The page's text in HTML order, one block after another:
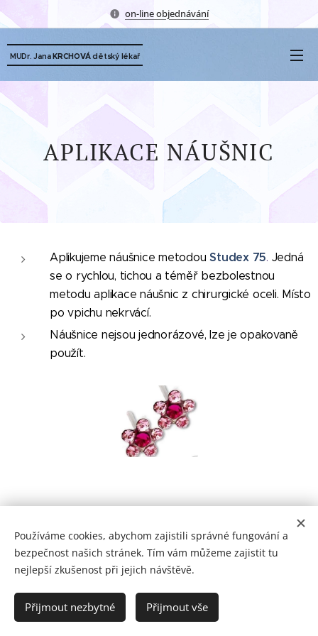
on-line objednávání
MUDr. Jana KRCHOVÁ dětský lékař
APLIKACE NÁUŠNIC
Aplikujeme náušnice metodou Studex 75. Jedná
se o rychlou, tichou a téměř bezbolestnou
metodu aplikace náušnic z chirurgické oceli. Místo
po vpichu nekrvácí.
Náušnice nejsou jednorázové, lze je opakovaně
použít.
© 2020 Jana Krchová s.r.o.
Vytvořeno službou Webnode
Používáme cookies, abychom zajistili správné fungování a
bezpečnost našich stránek. Tím vám můžeme zajistit tu
nejlepší zkušenost při jejich návštěvě.
Přijmout nezbytné Přijmout vše